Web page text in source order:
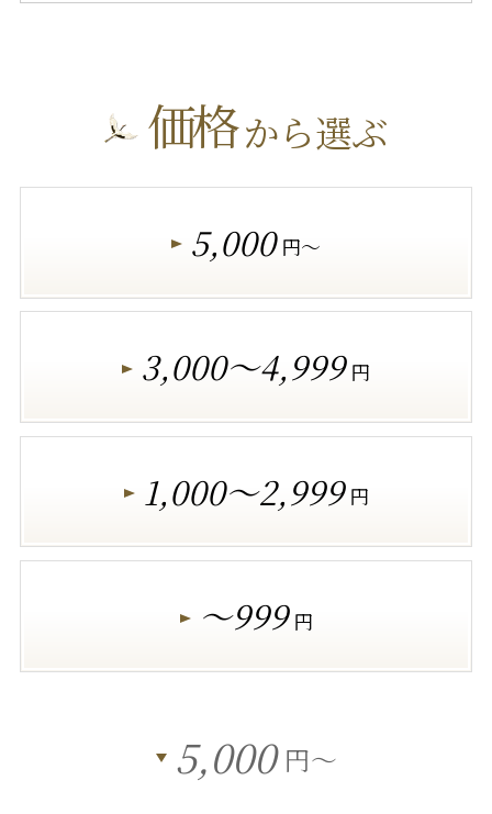
価格から選ぶ
5,000 円～
3,000～4,999 円
1,000～2,999 円
～999 円
5,000 円～